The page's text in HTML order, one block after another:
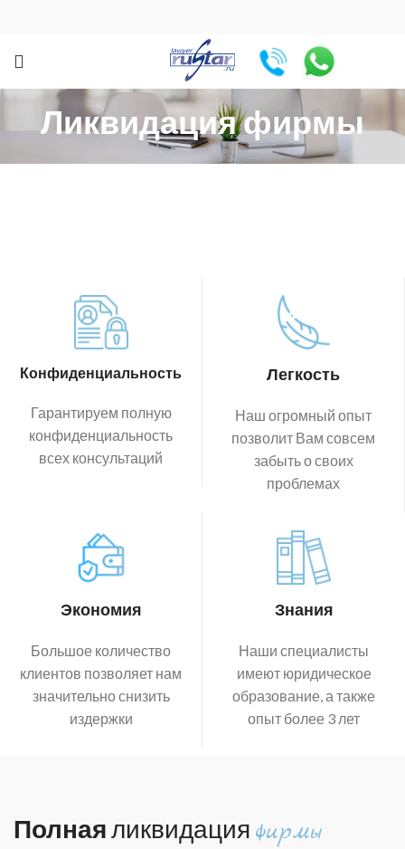
Ликвидация фирмы
Конфиденциальность
Гарантируем полную
конфиденциальность
всех консультаций
Легкость
Наш огромный опыт
позволит Вам совсем
забыть о своих
проблемах
Экономия
Большое количество
клиентов позволяет нам
значительно снизить
издержки
Знания
Наши специалисты
имеют юридическое
образование, а также
опыт более 3 лет
Полнаяликвидация фирмы